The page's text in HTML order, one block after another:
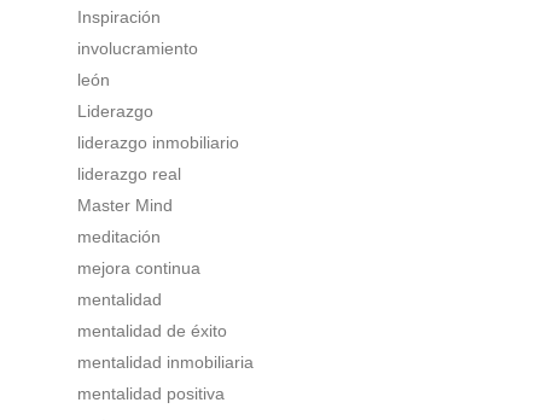
Inspiración
involucramiento
león
Liderazgo
liderazgo inmobiliario
liderazgo real
Master Mind
meditación
mejora continua
mentalidad
mentalidad de éxito
mentalidad inmobiliaria
mentalidad positiva